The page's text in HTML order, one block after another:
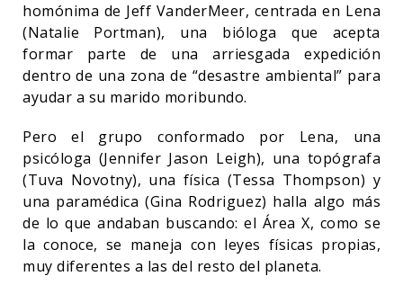
homónima de Jeff VanderMeer, centrada en Lena
(Natalie Portman), una bióloga que acepta
formar parte de una arriesgada expedición
dentro de una zona de “desastre ambiental” para
ayudar a su marido moribundo.
Pero el grupo conformado por Lena, una
psicóloga (Jennifer Jason Leigh), una topógrafa
(Tuva Novotny), una física (Tessa Thompson) y
una paramédica (Gina Rodriguez) halla algo más
de lo que andaban buscando: el Área X, como se
la conoce, se maneja con leyes físicas propias,
muy diferentes a las del resto del planeta.